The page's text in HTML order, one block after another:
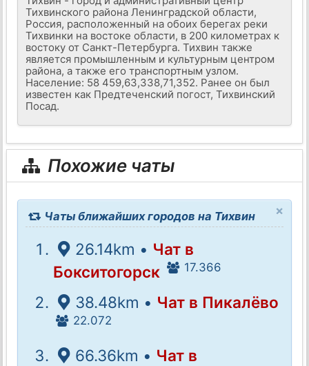
Тихвинского района Ленинградской области,
Россия, расположенный на обоих берегах реки
Тихвинки на востоке области, в 200 километрах к
востоку от Санкт-Петербурга. Тихвин также
является промышленным и культурным центром
района, а также его транспортным узлом.
Население: 58 459,63,338,71,352. Ранее он был
известен как Предтеченский погост, Тихвинский
Посад.
Похожие чаты
×
Чаты ближайших городов на Тихвин
26.14km • Чат в
Бокситогорск
17.366
38.48km • Чат в Пикалёво
22.072
66.36km • Чат в